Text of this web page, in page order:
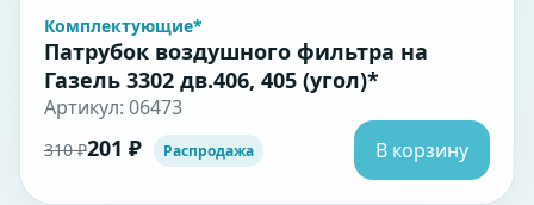
Комплектующие*
Патрубок воздушного фильтра на
Газель 3302 дв.406, 405 (угол)*
Артикул: 06473
310 ₽201 ₽ Распродажа В корзину